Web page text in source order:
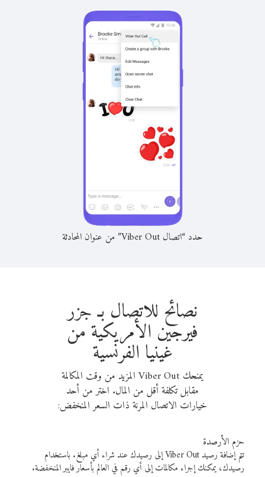
حدد “اتصال Viber Out” من عنوان المحادثة
نصائح للاتصال بـ جزر
فيرجين الأمريكية من
غينيا الفرنسية
يمنحك Viber Out المزيد من وقت المكالمة
مقابل تكلفة أقل من المال. اختر من أحد
خيارات الاتصال المرنة ذات السعر المنخفض:
حزم الأرصدة
تتم إضافة رصيد Viber Out إلى رصيدك عند شراء أي مبلغ. باستخدام
رصيدك، يمكنك إجراء مكالمات إلى أي رقم في العالم بأسعار فايبر المنخفضة.